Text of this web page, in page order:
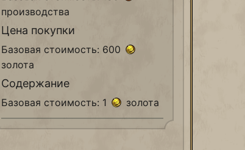
производства
Цена покупки
Базовая стоимость: 600
золота
Содержание
Базовая стоимость: 1 золота